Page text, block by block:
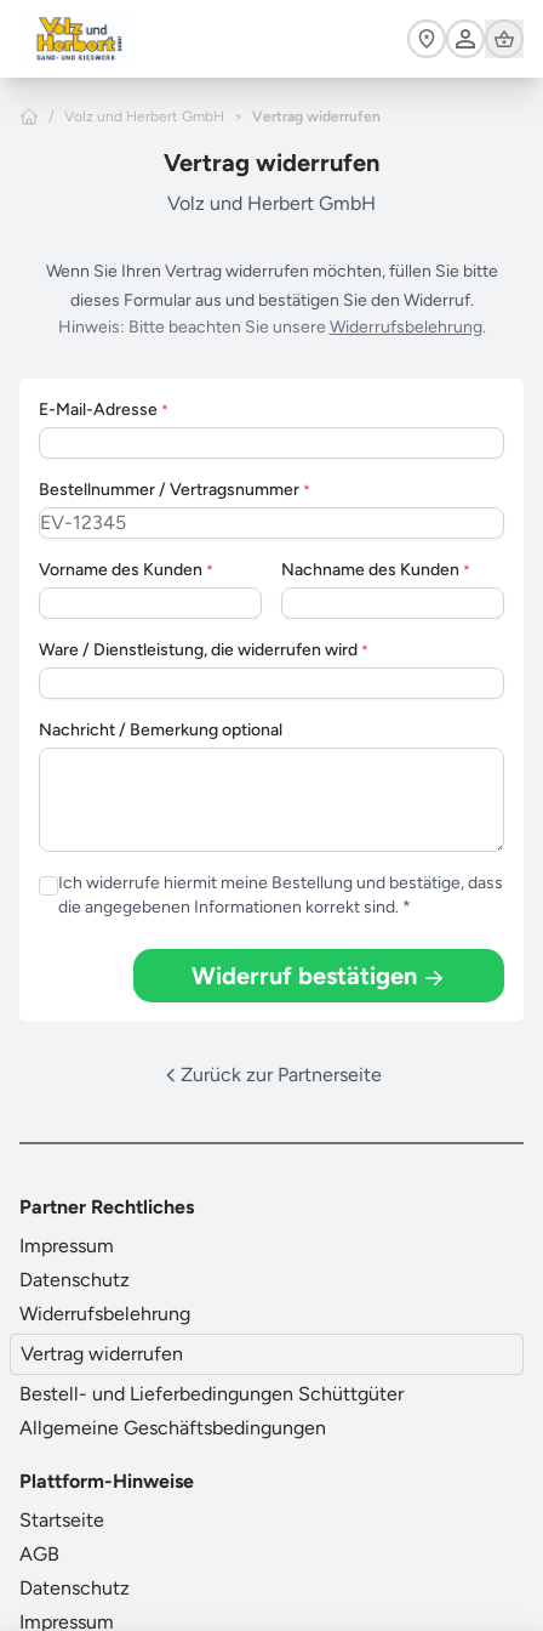
Zum Hauptinhalt springen
Home
Cart
/ Volz und Herbert GmbH > Vertrag widerrufen
Vertrag widerrufen
Volz und Herbert GmbH
Wenn Sie Ihren Vertrag widerrufen möchten, füllen Sie bitte
dieses Formular aus und bestätigen Sie den Widerruf.
Hinweis: Bitte beachten Sie unsere Widerrufsbelehrung.
E-Mail-Adresse *
Bestellnummer / Vertragsnummer *
Vorname des Kunden * Nachname des Kunden *
Ware / Dienstleistung, die widerrufen wird *
Nachricht / Bemerkung optional
Ich widerrufe hiermit meine Bestellung und bestätige, dass
die angegebenen Informationen korrekt sind. *
Widerruf bestätigen
Zurück zur Partnerseite
Partner Rechtliches
Impressum
Datenschutz
Widerrufsbelehrung
Vertrag widerrufen
Bestell- und Lieferbedingungen Schüttgüter
Allgemeine Geschäftsbedingungen
Plattform-Hinweise
Startseite
AGB
Datenschutz
Impressum